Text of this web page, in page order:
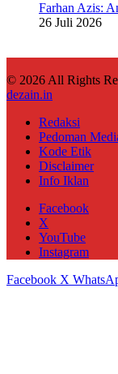
Farhan Azis:
26 Juli 2026
© 2026 All Rights
dezain.in
Redaksi
Pedoman
Kode Etik
Disclaimer
Info Iklan
Facebook
X
YouTube
Instagram
Facebook X